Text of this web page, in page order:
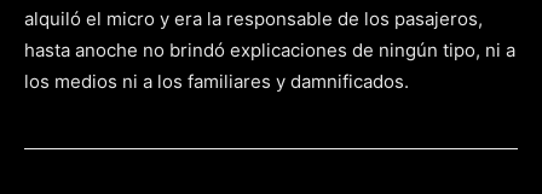
alquiló el micro y era la responsable de los pasajeros,
hasta anoche no brindó explicaciones de ningún tipo, ni a
los medios ni a los familiares y damnificados.